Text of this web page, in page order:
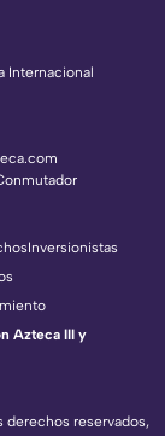
Internacional
derechos reservados,
Inversionistas
Azteca III y